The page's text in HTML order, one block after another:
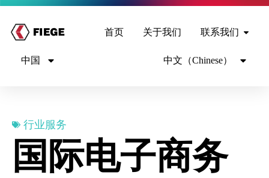
首页 关于我们 联系我们
中国 中文（Chinese）
行业服务
国际电子商务